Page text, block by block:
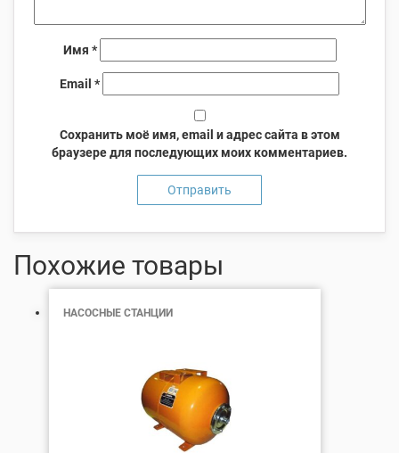
Имя *
Email *
Сохранить моё имя, email и адрес сайта в этом
браузере для последующих моих комментариев.
Похожие товары
НАСОСНЫЕ СТАНЦИИ